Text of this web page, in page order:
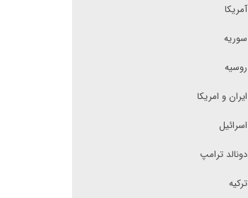
آمریکا
سوریه
روسیه
ایران و امریکا
اسرائیل
دونالد ترامپ
ترکیه